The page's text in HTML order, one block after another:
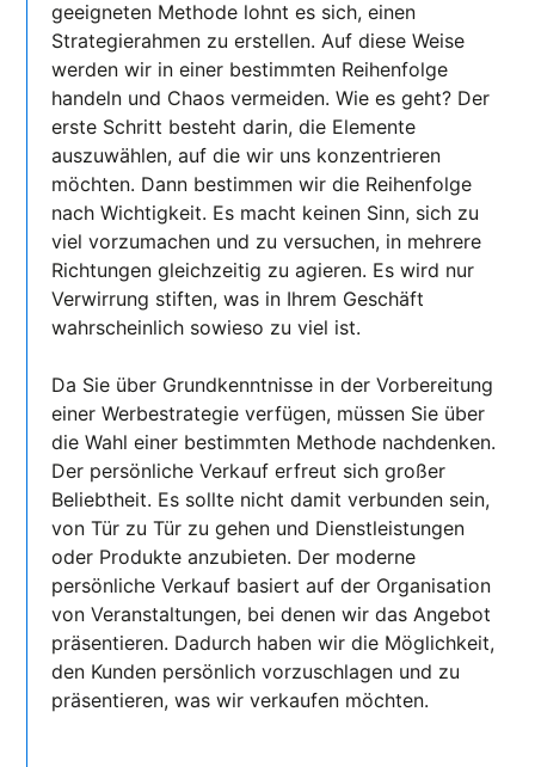
geeigneten Methode lohnt es sich, einen
Strategierahmen zu erstellen. Auf diese Weise
werden wir in einer bestimmten Reihenfolge
handeln und Chaos vermeiden. Wie es geht? Der
erste Schritt besteht darin, die Elemente
auszuwählen, auf die wir uns konzentrieren
möchten. Dann bestimmen wir die Reihenfolge
nach Wichtigkeit. Es macht keinen Sinn, sich zu
viel vorzumachen und zu versuchen, in mehrere
Richtungen gleichzeitig zu agieren. Es wird nur
Verwirrung stiften, was in Ihrem Geschäft
wahrscheinlich sowieso zu viel ist.
Da Sie über Grundkenntnisse in der Vorbereitung
einer Werbestrategie verfügen, müssen Sie über
die Wahl einer bestimmten Methode nachdenken.
Der persönliche Verkauf erfreut sich großer
Beliebtheit. Es sollte nicht damit verbunden sein,
von Tür zu Tür zu gehen und Dienstleistungen
oder Produkte anzubieten. Der moderne
persönliche Verkauf basiert auf der Organisation
von Veranstaltungen, bei denen wir das Angebot
präsentieren. Dadurch haben wir die Möglichkeit,
den Kunden persönlich vorzuschlagen und zu
präsentieren, was wir verkaufen möchten.